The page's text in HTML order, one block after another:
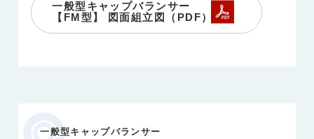
一般型キャップバランサー
【FM型】 図面組立図（PDF）
一般型キャップバランサー